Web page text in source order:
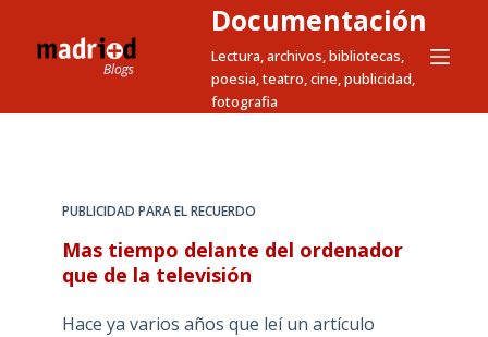
t
Documentación
Lectura, archivos, bibliotecas,
poesia, teatro, cine, publicidad,
fotografia
PUBLICIDAD PARA EL RECUERDO
Mas tiempo delante del ordenador
que de la televisión
Hace ya varios años que leí un artículo